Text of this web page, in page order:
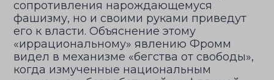
сопротивления нарождающемуся
фашизму, но и своими руками приведут
его к власти. Объяснение этому
«иррациональному» явлению Фромм
видел в механизме «бегства от свободы»,
когда измученные национальным